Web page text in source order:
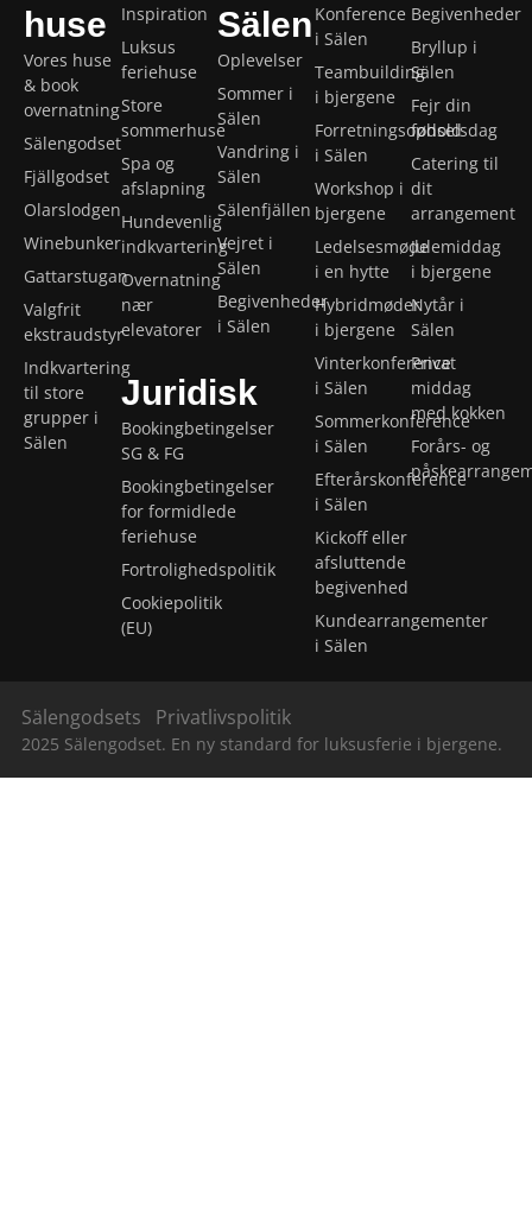
huse
Vores huse
& book
overnatning
Sälengodset
Fjällgodset
Olarslodgen
Winebunker
Gattarstugan
Valgfrit
ekstraudstyr
Indkvartering
til store
grupper i
Sälen
Inspiration
Luksus
feriehuse
Store
sommerhuse
Spa og
afslapning
Hundevenlig
indkvartering
Overnatning
nær
elevatorer
Juridisk
Bookingbetingelser
SG & FG
Bookingbetingelser
for formidlede
feriehuse
Fortrolighedspolitik
Cookiepolitik
(EU)
Sälen
Oplevelser
Sommer i
Sälen
Vandring i
Sälen
Sälenfjällen
Vejret i
Sälen
Begivenheder
i Sälen
Konference
i Sälen
Teambuilding
i bjergene
Forretningsophold
i Sälen
Workshop i
bjergene
Ledelsesmøde
i en hytte
Hybridmøder
i bjergene
Vinterkonference
i Sälen
Sommerkonference
i Sälen
Efterårskonference
i Sälen
Kickoff eller
afsluttende
begivenhed
Kundearrangementer
i Sälen
Begivenheder
Bryllup i
Sälen
Fejr din
fødselsdag
Catering til
dit
arrangement
Julemiddag
i bjergene
Nytår i
Sälen
Privat
middag
med kokken
Forårs- og
2025 Sälengodset. En ny standard for luksusferie i bjergene.
Sälengodsets Privatlivspolitik